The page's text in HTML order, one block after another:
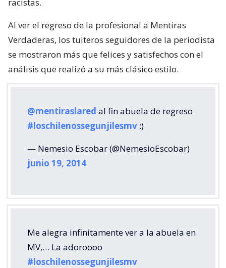
Al ver el regreso de la profesional a Mentiras
Verdaderas, los tuiteros seguidores de la periodista
se mostraron más que felices y satisfechos con el
análisis que realizó a su más clásico estilo.
@mentiraslared al fin abuela de regreso
#loschilenossegunjilesmv :)
— Nemesio Escobar (@NemesioEscobar)
junio 19, 2014
Me alegra infinitamente ver a la abuela en
MV,… La adoroooo
#loschilenossegunjilesmv